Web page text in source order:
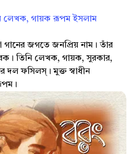
লেখক, গায়ক রূপম ইসলাম
গানের জগতে জনপ্রিয় নাম। তাঁর
রক। তিনি লেখক, গায়ক, সুরকার,
দল ফসিলস্। মুক্ত স্বাধীন